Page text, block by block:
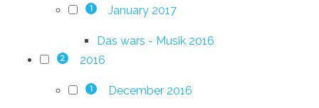
1 January 2017
Das wars - Musik 2016
2 2016
1 December 2016